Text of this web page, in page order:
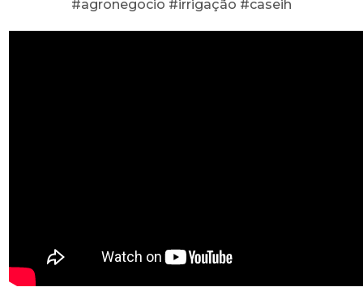
#agronegocio #irrigação #caseih